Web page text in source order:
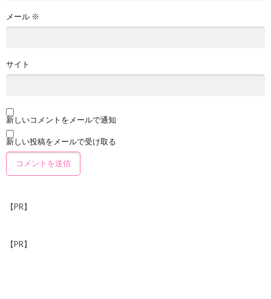
メール ※
サイト
新しいコメントをメールで通知
新しい投稿をメールで受け取る
【PR】
【PR】